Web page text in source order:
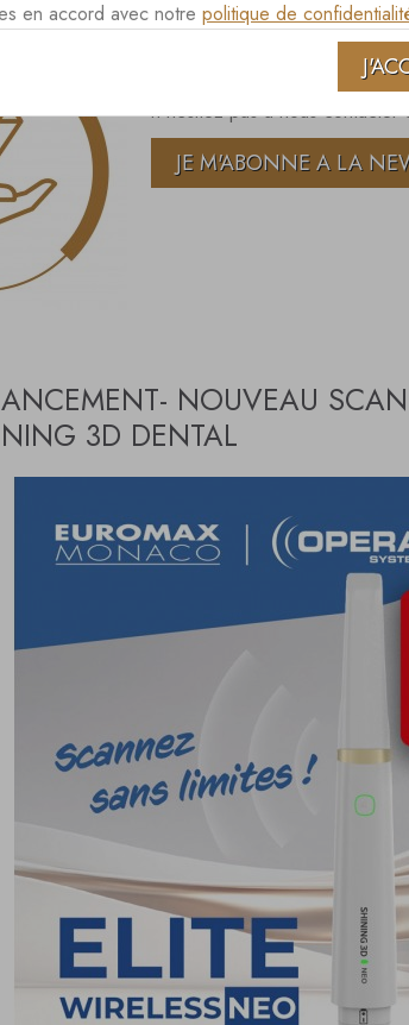
Euromax-Monaco vous fait
Afin d'être informé
n'hésitez pas à nous contacter
JE M'ABONNE A LA
NOUVEAU
3D DENTAL
en accord avec notre politique de